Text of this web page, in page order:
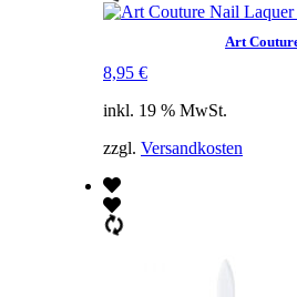
Art
8,95 €
inkl. 19 % MwSt.
zzgl. Versandkosten